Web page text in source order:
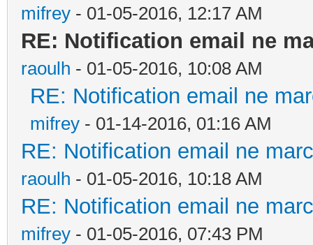
mifrey - 01-05-2016, 12:17 AM
RE: Notification email ne
raoulh - 01-05-2016, 10:08 AM
RE: Notification email ne
mifrey - 01-14-2016, 01:16 AM
RE: Notification email ne
raoulh - 01-05-2016, 10:18 AM
RE: Notification email ne
mifrey - 01-05-2016, 07:43 PM